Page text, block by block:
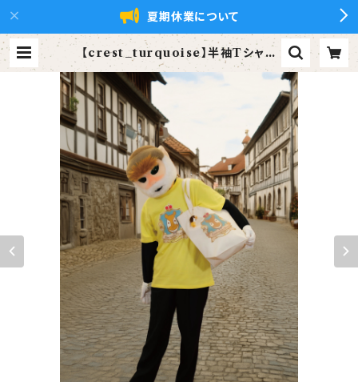
夏期休業について
【crest_turquoise】半袖Tシャツ
(大人) | ズーラシアンブラス【xZBt】
公式ショップ